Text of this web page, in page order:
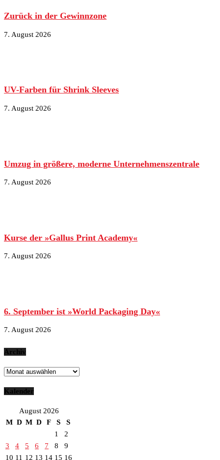
Zurück in der Gewinnzone
7. August 2026
UV-Farben für Shrink Sleeves
7. August 2026
Umzug in größere, moderne Unternehmenszentrale
7. August 2026
Kurse der »Gallus Print Academy«
7. August 2026
6. September ist »World Packaging Day«
7. August 2026
Archiv
Archiv
Kalender
August 2026
M D M D F S
S
1
2
3
4 5 6 7 8
9
10 11 12 13 14 15 16